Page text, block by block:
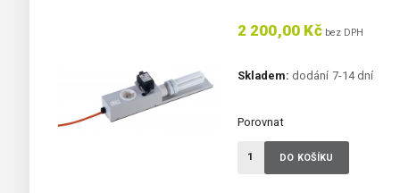
2 200,00 Kčbez DPH
Skladem: dodání 7-14 dní
Porovnat
DO KOŠÍKU